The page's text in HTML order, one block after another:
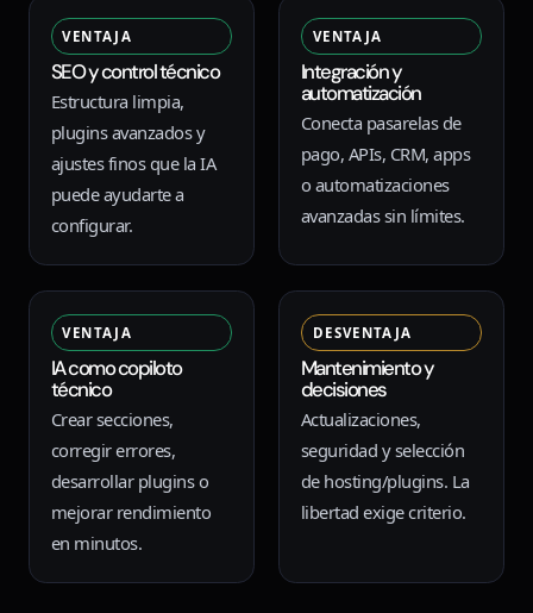
VENTAJA
SEO y control técnico
Estructura limpia,
plugins avanzados y
ajustes finos que la IA
puede ayudarte a
configurar.
VENTAJA
Integración y
automatización
Conecta pasarelas de
pago, APIs, CRM, apps
o automatizaciones
avanzadas sin límites.
VENTAJA
IA como copiloto
técnico
Crear secciones,
corregir errores,
desarrollar plugins o
mejorar rendimiento
en minutos.
DESVENTAJA
Mantenimiento y
decisiones
Actualizaciones,
seguridad y selección
de hosting/plugins. La
libertad exige criterio.